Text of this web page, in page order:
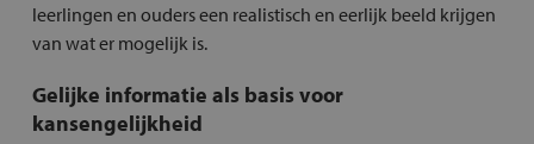
leerlingen en ouders een realistisch en eerlijk beeld krijgen
van wat er mogelijk is.
Gelijke informatie als basis voor
kansengelijkheid